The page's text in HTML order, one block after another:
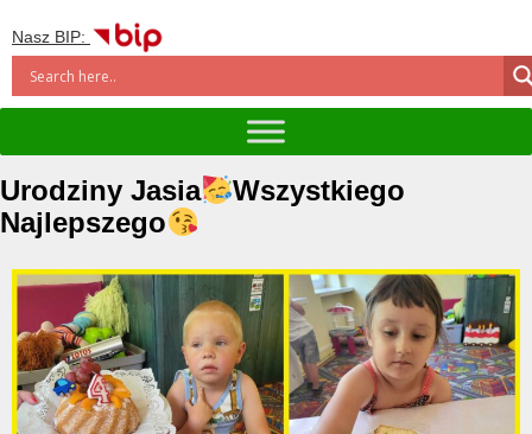
Nasz BIP:
Urodziny Jasia
Wszystkiego
Najlepszego